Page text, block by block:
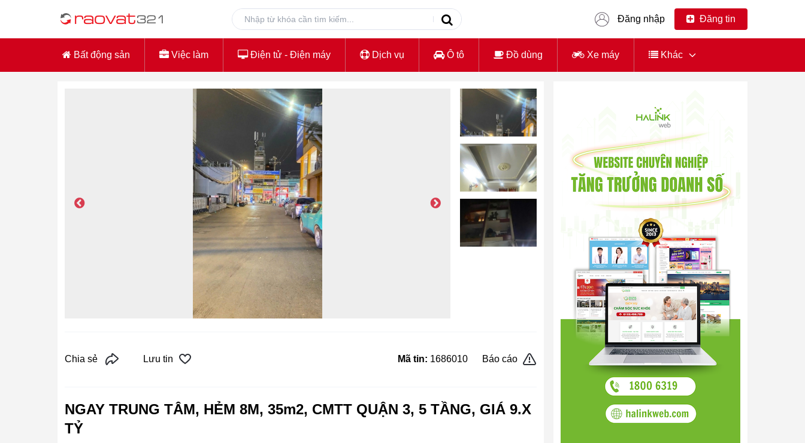
Đăng nhập Đăng tin
Bất động sản Việc làm Điện tử - Điện máy Dịch vụ Ô tô Đồ dùng Xe máy Khác
Chia sẻ Lưu tin Mã tin: 1686010 Báo cáo
NGAY TRUNG TÂM, HẺM 8M, 35m2, CMTT QUẬN 3, 5 TẦNG, GIÁ 9.X
TỶ